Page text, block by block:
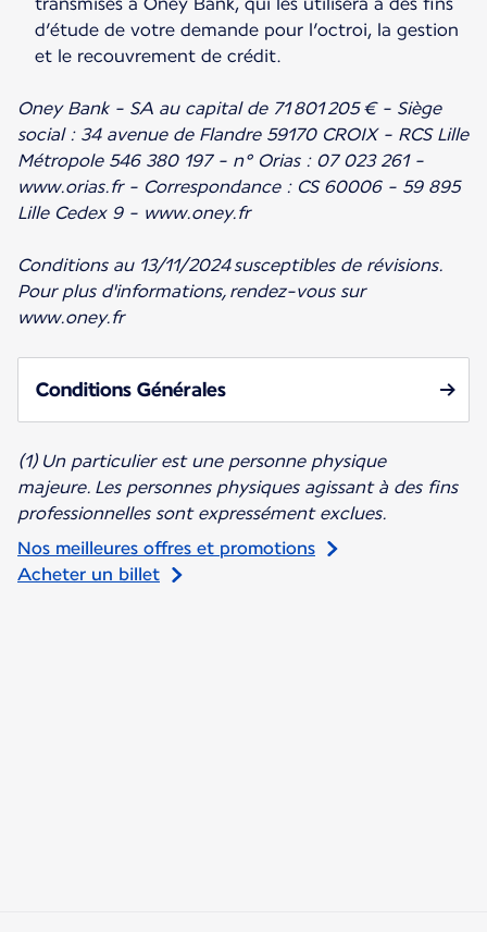
d’étude de votre demande pour l’octroi, la gestion
et le recouvrement de crédit.
Oney Bank - SA au capital de 71 801 205 € - Siège
social : 34 avenue de Flandre 59170 CROIX - RCS Lille
Métropole 546 380 197 - n° Orias : 07 023 261 -
www.orias.fr - Correspondance : CS 60006 - 59 895
Lille Cedex 9 - www.oney.fr
Conditions au 13/11/2024 susceptibles de révisions.
Pour plus d'informations, rendez-vous sur
www.oney.fr
Conditions Générales
(1) Un particulier est une personne physique
majeure. Les personnes physiques agissant à des fins
professionnelles sont expressément exclues.
Nos meilleures offres et promotions
Acheter un billet